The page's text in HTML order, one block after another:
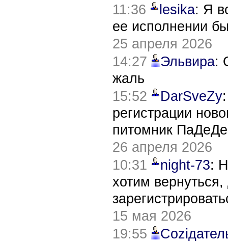
11:36
lesika: Я
ее исполнении
25 апреля 2026
14:27
Эльвира:
жаль
15:52
DarSveZy
регистрации
питомник
26 апреля 2026
10:31
night-73:
хотим
15 мая 2026
19:55